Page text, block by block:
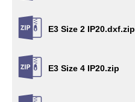
E3 Size 2 IP20.dxf.zip
E3 Size 4 IP20.zip